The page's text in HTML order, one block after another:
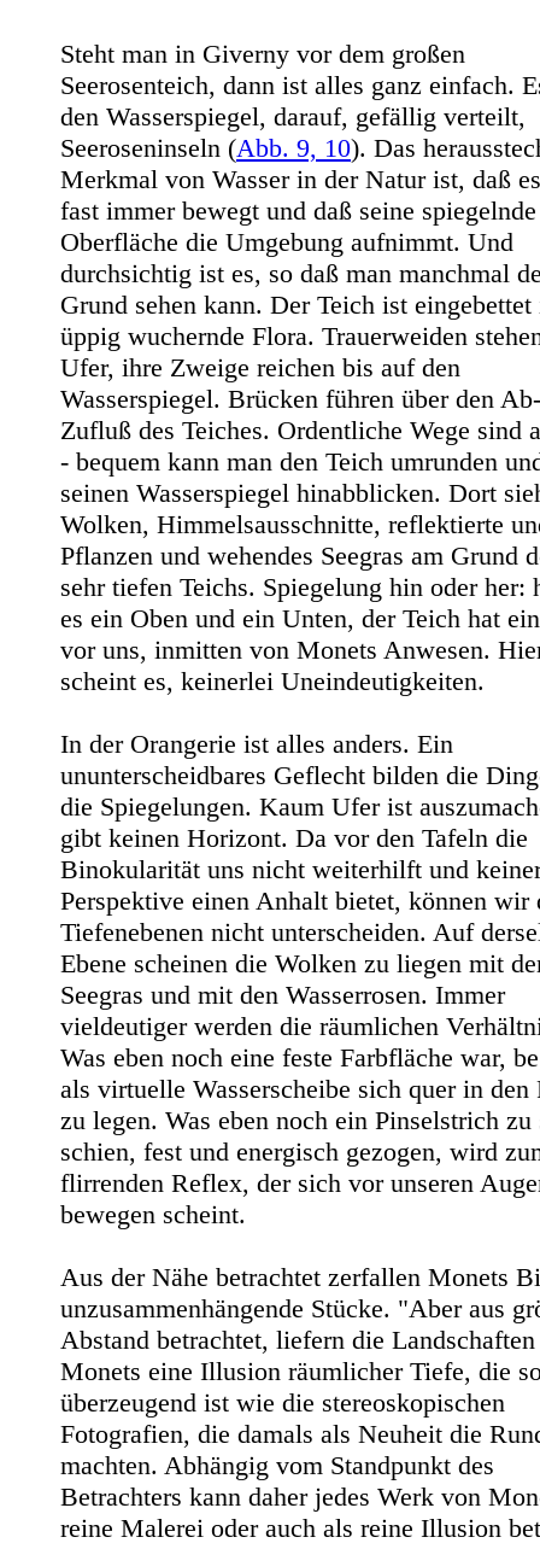
Steht man in Giverny vor dem großen
Seerosenteich, dann ist alles ganz einfach.
den Wasserspiegel, darauf, gefällig verteilt,
Seeroseninseln (Abb. 9, 10). Das
Merkmal von Wasser in der Natur ist, daß
fast immer bewegt und daß seine spiegelnde
Oberfläche die Umgebung aufnimmt. Und
durchsichtig ist es, so daß man manchmal
Grund sehen kann. Der Teich ist
üppig wuchernde Flora. Trauerweiden
Ufer, ihre Zweige reichen bis auf den
Wasserspiegel. Brücken führen über den
Zufluß des Teiches. Ordentliche Wege sind
- bequem kann man den Teich umrunden
seinen Wasserspiegel hinabblicken. Dort
Wolken, Himmelsausschnitte, reflektierte
Pflanzen und wehendes Seegras am Grund
sehr tiefen Teichs. Spiegelung hin oder her:
es ein Oben und ein Unten, der Teich hat
vor uns, inmitten von Monets Anwesen.
scheint es, keinerlei Uneindeutigkeiten.
In der Orangerie ist alles anders. Ein
ununterscheidbares Geflecht bilden die
die Spiegelungen. Kaum Ufer ist
gibt keinen Horizont. Da vor den Tafeln die
Binokularität uns nicht weiterhilft und
Perspektive einen Anhalt bietet, können wir
Tiefenebenen nicht unterscheiden. Auf
Ebene scheinen die Wolken zu liegen mit
Seegras und mit den Wasserrosen. Immer
vieldeutiger werden die räumlichen
Was eben noch eine feste Farbfläche war,
als virtuelle Wasserscheibe sich quer in den
zu legen. Was eben noch ein Pinselstrich zu
schien, fest und energisch gezogen, wird
flirrenden Reflex, der sich vor unseren
bewegen scheint.
Aus der Nähe betrachtet zerfallen Monets
unzusammenhängende Stücke. "Aber aus
Abstand betrachtet, liefern die Landschaften
Monets eine Illusion räumlicher Tiefe, die
überzeugend ist wie die stereoskopischen
Fotografien, die damals als Neuheit die
machten. Abhängig vom Standpunkt des
Betrachters kann daher jedes Werk von
reine Malerei oder auch als reine Illusion